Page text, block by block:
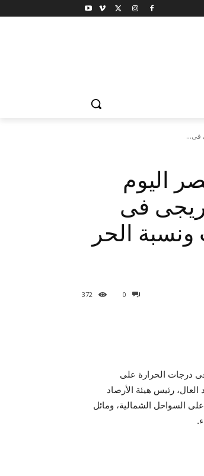
اليوم
تدريجى فى
الحر
0
372
21/8/2015 وانخفاض تدريجى فى درجات الحرارة على
رئيس هيئة الأرصاد
السواحل الشمالية، ومائل